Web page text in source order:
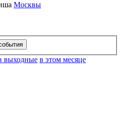
Москвы
выходные в этом месяце